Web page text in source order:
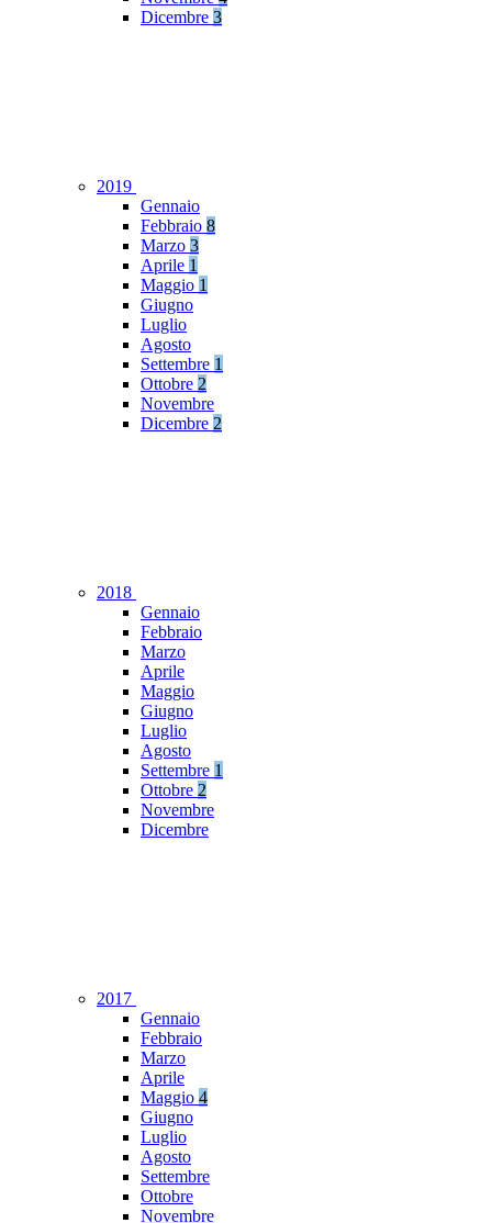
Dicembre 3
2019
Gennaio
Febbraio 8
Marzo 3
Aprile 1
Maggio 1
Giugno
Luglio
Agosto
Settembre 1
Ottobre 2
Novembre
Dicembre 2
2018
Gennaio
Febbraio
Marzo
Aprile
Maggio
Giugno
Luglio
Agosto
Settembre 1
Ottobre 2
Novembre
Dicembre
2017
Gennaio
Febbraio
Marzo
Aprile
Maggio 4
Giugno
Luglio
Agosto
Settembre
Ottobre
Novembre